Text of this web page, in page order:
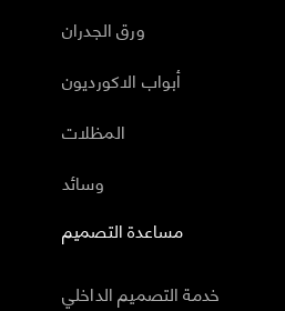
ورق الجدران
أبواب الاكورديون
المظلات
وسائد
مساعدة التصميم
خدمة التصميم الداخلي